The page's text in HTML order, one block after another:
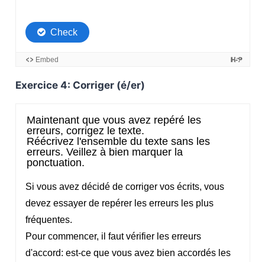
Exercice 4: Corriger (é/er)